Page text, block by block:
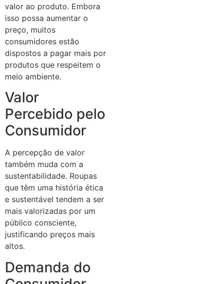
valor ao produto. Embora
isso possa aumentar o
preço, muitos
consumidores estão
dispostos a pagar mais por
produtos que respeitem o
meio ambiente.
Valor
Percebido pelo
Consumidor
A percepção de valor
também muda com a
sustentabilidade. Roupas
que têm uma história ética
e sustentável tendem a ser
mais valorizadas por um
público consciente,
justificando preços mais
altos.
Demanda do